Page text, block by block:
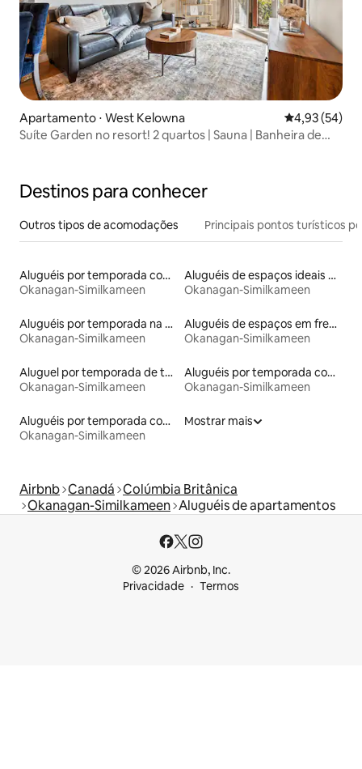
Apartamento ⋅ West Kelowna 4,93 de uma
4,93 (54)
Suíte Garden no resort! 2 quartos | Sauna | Banheira de
Destinos para conhecer
Outros tipos de acomodações Principais pontos turísticos
Aluguéis por temporada com café da manhã
Okanagan-Similkameen
Aluguéis de espaços ideais para famílias
Okanagan-Similkameen
Aluguéis por temporada na orla
Okanagan-Similkameen
Aluguéis de espaços em frente à praia
Okanagan-Similkameen
Aluguel por temporada de townhouses
Okanagan-Similkameen
Aluguéis por temporada com sauna
Okanagan-Similkameen
Aluguéis por temporada com acesso ao lago
Okanagan-Similkameen
Mostrar mais
Airbnb Canadá Colúmbia Britânica
Okanagan-Similkameen Aluguéis de apartamentos
© 2026 Airbnb, Inc.
Privacidade
Termos